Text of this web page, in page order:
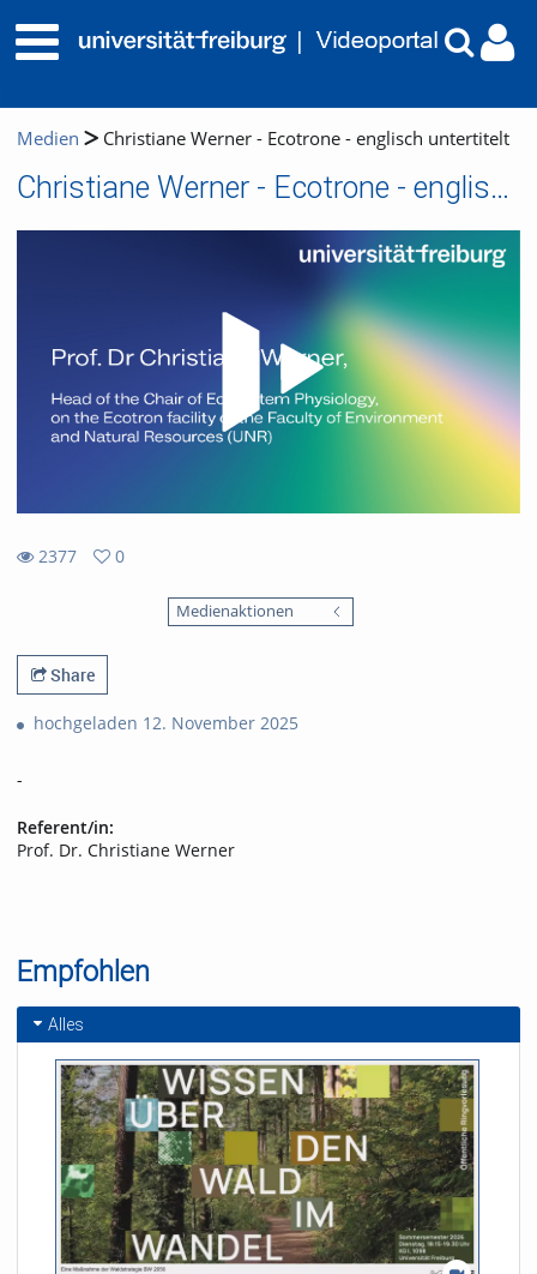
Medien Christiane Werner - Ecotrone - englisch untertitelt
Christiane Werner - Ecotrone - englisch untertitelt
2377
0
Medienaktionen
Share
hochgeladen 12. November 2025
-
Referent/in:
Prof. Dr. Christiane Werner
Empfohlen
Alles